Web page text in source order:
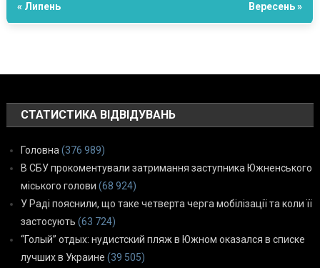
« Липень Вересень »
СТАТИСТИКА ВІДВІДУВАНЬ
Головна(376 989)
В СБУ прокоментували затримання заступника Южненського
міського голови (68 924)
У Раді пояснили, що таке четверта черга мобілізації та коли її
застосують (63 724)
“Голый” отдых: нудистский пляж в Южном оказался в списке
лучших в Украине (39 505)